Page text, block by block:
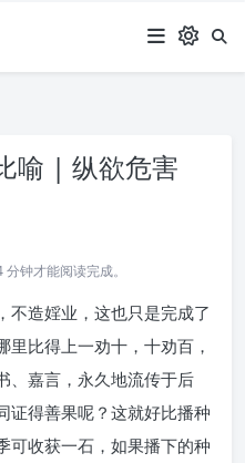
喻 | 纵欲危害
钟才能阅读完成。
不造婬业，这也只是完成了
里比得上一劝十，十劝百，
、嘉言，永久地流传于后
证得善果呢？这就好比播种
可收获一石，如果播下的种